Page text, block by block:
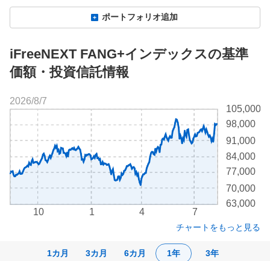
ポートフォリオ追加
iFreeNEXT FANG+インデックスの基準
価額・投資信託情報
1カ月 3カ月 6カ月 1年 3年
63,000
70,000
77,000
84,000
91,000
98,000
105,000
1 7
10 4
2026/8/7
チャートをもっと見る